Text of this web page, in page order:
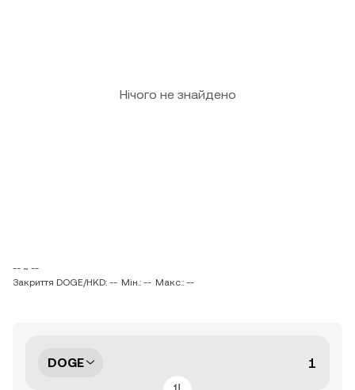
Нічого не знайдено
-- ~ --
Закриття DOGE/HKD: -- Мін.: -- Макс.: --
DOGE